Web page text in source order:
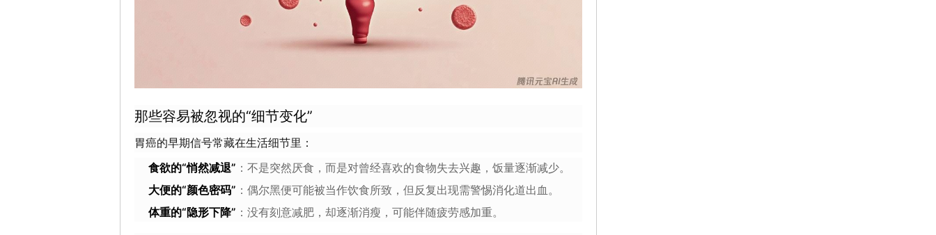
那些容易被忽视的“细节变化”
胃癌的早期信号常藏在生活细节里：
食欲的“悄然减退” ：不是突然厌食，而是对曾经喜欢的食物失去兴趣，饭量逐渐减少。
大便的“颜色密码” ：偶尔黑便可能被当作饮食所致，但反复出现需警惕消化道出血。
体重的“隐形下降” ：没有刻意减肥，却逐渐消瘦，可能伴随疲劳感加重。